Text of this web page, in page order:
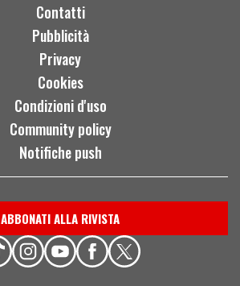
Contatti
Pubblicità
Privacy
Cookies
Condizioni d'uso
Community policy
Notifiche push
ABBONATI ALLA RIVISTA